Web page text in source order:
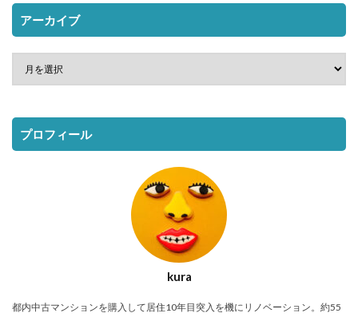
アーカイブ
プロフィール
kura
都内中古マンションを購入して居住10年目突入を機にリノベーション。約55